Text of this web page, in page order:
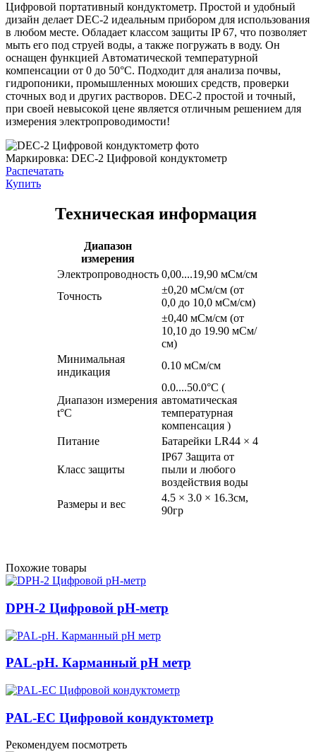
Цифровой портативный кондуктометр. Простой и удобный
дизайн делает DEC-2 идеальным прибором для использования
в любом месте. Обладает классом защиты IP 67, что позволяет
мыть его под струей воды, а также погружать в воду. Он
оснащен функцией Автоматической температурной
компенсации от 0 до 50°C. Подходит для анализа почвы,
гидропоники, промышленных моюших средств, проверки
сточных вод и других растворов. DEC-2 простой и точный,
при своей невысокой цене является отличным решением для
измерения электропроводимости!
Маркировка: DEC-2 Цифровой кондуктометр
Распечатать
Купить
Техническая информация
Диапазон
измерения
Электропроводность 0,00....19,90 мСм/см
Точность
±0,20 мСм/см (от
0,0 до 10,0 мСм/см)
±0,40 мСм/см (от
10,10 до 19.90 мСм/
см)
Минимальная
индикация
0.10 мСм/см
Диапазон измерения
t°C
0.0....50.0°C (
автоматическая
температурная
компенсация )
Питание
Батарейки LR44 × 4
Класс защиты
IP67 Защита от
пыли и любого
воздействия воды
Размеры и вес
4.5 × 3.0 × 16.3см,
90гр
Похожие товары
DPH-2 Цифровой рН-метр
PAL-pH. Карманный pH метр
PAL-EC Цифровой кондуктометр
Рекомендуем посмотреть